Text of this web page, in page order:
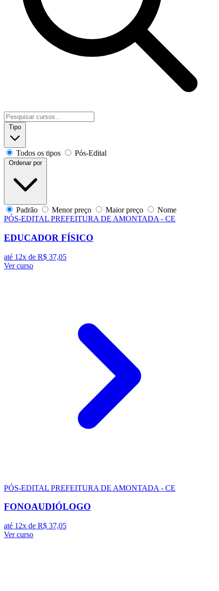
Tipo
Todos os tipos Pós-Edital
Ordenar por
Padrão Menor preço Maior preço
Nome
PÓS-EDITAL PREFEITURA DE AMONTADA - CE
EDUCADOR FÍSICO
até 12x de R$ 37,05
Ver curso
PÓS-EDITAL PREFEITURA DE AMONTADA - CE
FONOAUDIÓLOGO
até 12x de R$ 37,05
Ver curso